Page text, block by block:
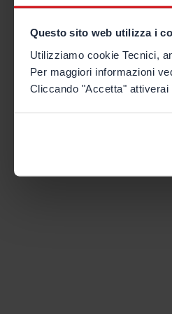
Questo sito web utilizza i
Utilizziamo cookie Tecnici,
Per maggiori informazioni
Cliccando "Accetta"